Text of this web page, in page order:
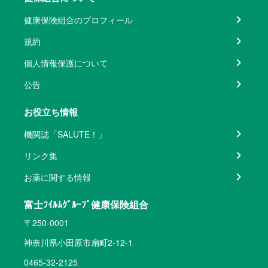
健康保険組合のプロフィール
規約
個人情報保護について
公告
お役立ち情報
機関誌「SALUTE！」
リンク集
お薬に関する情報
富士ﾌｲﾙﾑｸﾞﾙｰﾌﾟ健康保険組合
〒250-0001
神奈川県小田原市扇町2-12-1
0465-32-2125